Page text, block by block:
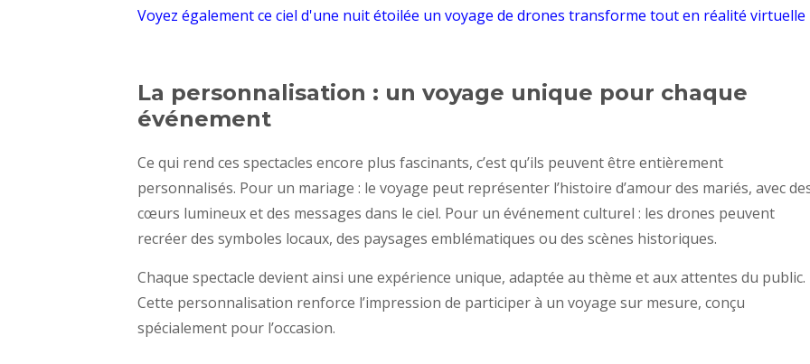
Voyez également ce ciel d'une nuit étoilée un voyage de drones transforme tout en réalité virtuelle
La personnalisation : un voyage unique pour chaque
événement
Ce qui rend ces spectacles encore plus fascinants, c’est qu’ils peuvent être entièrement
personnalisés. Pour un mariage : le voyage peut représenter l’histoire d’amour des mariés, avec
cœurs lumineux et des messages dans le ciel. Pour un événement culturel : les drones peuvent
recréer des symboles locaux, des paysages emblématiques ou des scènes historiques.
Chaque spectacle devient ainsi une expérience unique, adaptée au thème et aux attentes du public.
Cette personnalisation renforce l’impression de participer à un voyage sur mesure, conçu
spécialement pour l’occasion.